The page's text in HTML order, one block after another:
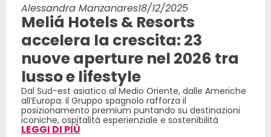
Alessandra Manzanares18/12/2025
Meliá Hotels & Resorts
accelera la crescita: 23
nuove aperture nel 2026 tra
lusso e lifestyle
Dal Sud-est asiatico al Medio Oriente, dalle Americhe
all’Europa: il Gruppo spagnolo rafforza il
posizionamento premium puntando su destinazioni
iconiche, ospitalità esperienziale e sostenibilità
LEGGI DI PIÙ